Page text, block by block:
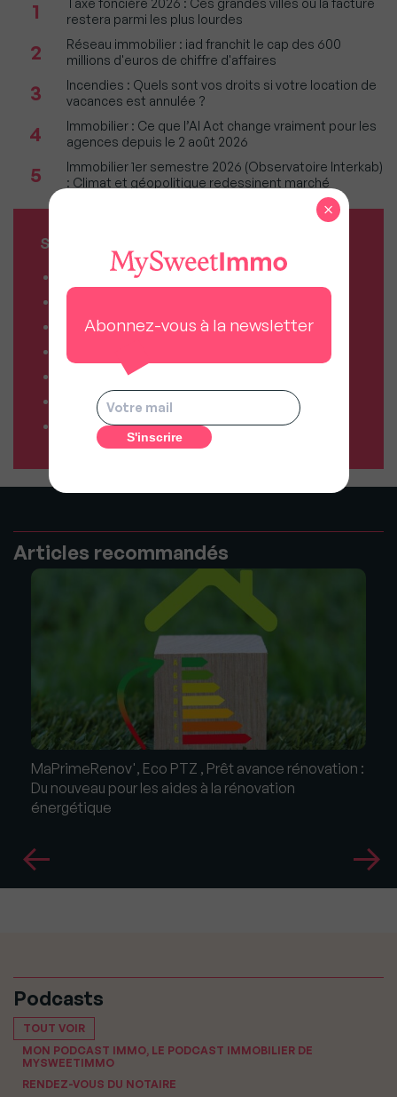
1
Taxe foncière 2026 : Ces grandes villes où la facture
restera parmi les plus lourdes
2
Réseau immobilier : iad franchit le cap des 600
millions d'euros de chiffre d'affaires
3
Incendies : Quels sont vos droits si votre location de
vacances est annulée ?
4
Immobilier : Ce que l’AI Act change vraiment pour les
agences depuis le 2 août 2026
5
Immobilier 1er semestre 2026 (Observatoire Interkab)
: Climat et géopolitique redessinent marché
SERVICES MY SWEET'IMMO
Combien vaut mon bien ?
Comparateur de forfaits mobile
Comparateur de forfaits box Internet
Comparateur d’offres déménagement
Résiliez vos abonnements facilement
Comparateur d’assurances
Articles recommandés
MaPrimeRenov', Eco PTZ , Prêt avance rénovation :
Du nouveau pour les aides à la rénovation
énergétique
Podcasts
TOUT VOIR
MON PODCAST IMMO, LE PODCAST IMMOBILIER DE
MYSWEETIMMO
RENDEZ-VOUS DU NOTAIRE
Abonnez-vous à la newsletter
×